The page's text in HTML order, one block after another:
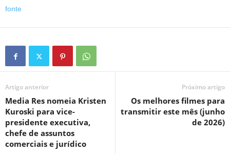
fonte
Artigo anterior
Media Res nomeia Kristen
Kuroski para vice-
presidente executiva,
chefe de assuntos
comerciais e jurídico
Próximo artigo
Os melhores filmes para
transmitir este mês (junho
de 2026)